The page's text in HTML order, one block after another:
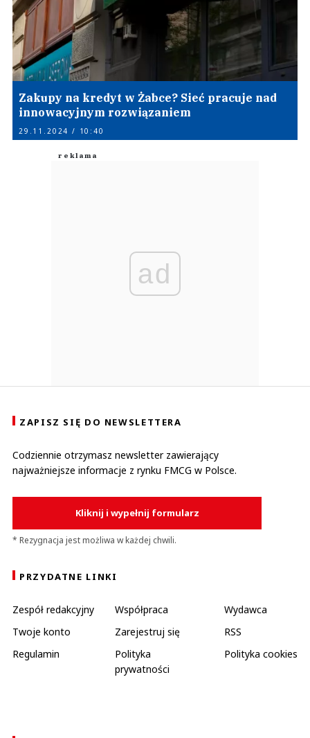
Zakupy na kredyt w Żabce? Sieć pracuje nad
innowacyjnym rozwiązaniem
29.11.2024 / 10:40
ad
ZAPISZ SIĘ DO NEWSLETTERA
Codziennie otrzymasz newsletter zawierający
najważniejsze informacje z rynku FMCG w Polsce.
Kliknij i wypełnij formularz
* Rezygnacja jest możliwa w każdej chwili.
PRZYDATNE LINKI
Zespół redakcyjny Współpraca
Wydawca
Twoje konto
Zarejestruj się
RSS
Regulamin
Polityka
prywatności
Polityka cookies